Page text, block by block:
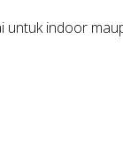
untuk indoor